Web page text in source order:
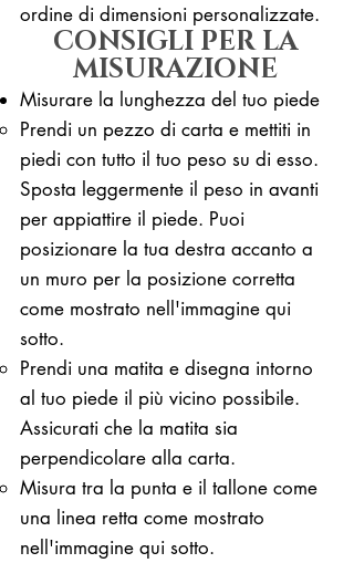
ordine di dimensioni personalizzate.
CONSIGLI PER LA
MISURAZIONE
Misurare la lunghezza del tuo piede
Prendi un pezzo di carta e mettiti in
piedi con tutto il tuo peso su di esso. ​
Sposta leggermente il peso in avanti
per appiattire il piede. Puoi
posizionare la tua destra accanto a
un muro per la posizione corretta
come mostrato nell'immagine qui
sotto.
Prendi una matita e disegna intorno
al tuo piede il più vicino possibile.
Assicurati che la matita sia
perpendicolare alla carta.
Misura tra la punta e il tallone come
una linea retta come mostrato
nell'immagine qui sotto.